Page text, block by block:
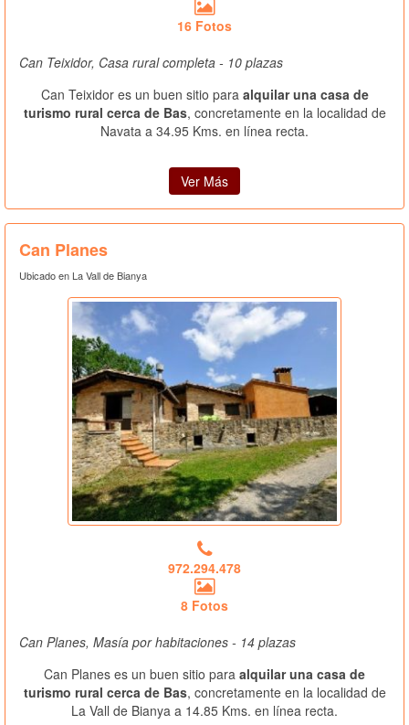
16 Fotos
Can Teixidor, Casa rural completa - 10 plazas
Can Teixidor es un buen sitio para alquilar una casa de
turismo rural cerca de Bas, concretamente en la localidad de
Navata a 34.95 Kms. en línea recta.
Ver Más
Can Planes
Ubicado en La Vall de Bianya
972.294.478
8 Fotos
Can Planes, Masía por habitaciones - 14 plazas
Can Planes es un buen sitio para alquilar una casa de
turismo rural cerca de Bas, concretamente en la localidad de
La Vall de Bianya a 14.85 Kms. en línea recta.